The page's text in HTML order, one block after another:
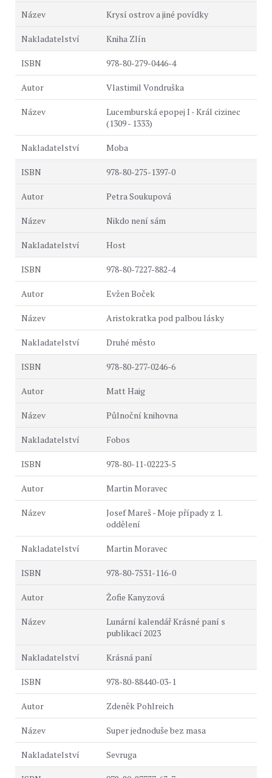
Krysí ostrov a jiné povídky
Kniha Zlín
978-80-279-0446-4
Vlastimil Vondruška
Lucemburská epopej I - Král cizinec
(1309 - 1333)
Moba
978-80-275-1397-0
Petra Soukupová
Nikdo není sám
Host
978-80-7227-882-4
Evžen Boček
Aristokratka pod palbou lásky
Druhé město
978-80-277-0246-6
Matt Haig
Půlnoční knihovna
Fobos
978-80-11-02223-5
Martin Moravec
Josef Mareš - Moje případy z 1.
oddělení
Martin Moravec
978-80-7531-116-0
Žofie Kanyzová
Lunární kalendář Krásné paní s
publikací 2023
Krásná paní
978-80-88440-03-1
Zdeněk Pohlreich
Super jednoduše bez masa
Sevruga